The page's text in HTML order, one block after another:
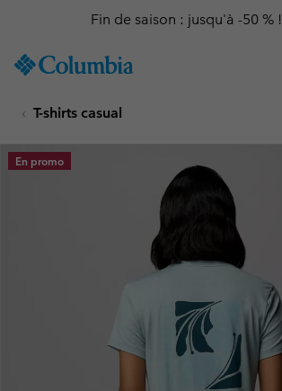
TO
SKIP
MAIN
NAV
Fin de saison : jusqu'à -50 % !
T-shirts casual
En promo